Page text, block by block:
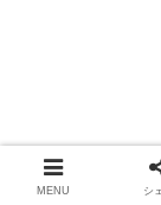
MENU シ